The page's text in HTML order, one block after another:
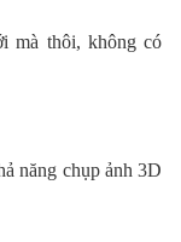
mà thôi, không có
năng chụp ảnh 3D